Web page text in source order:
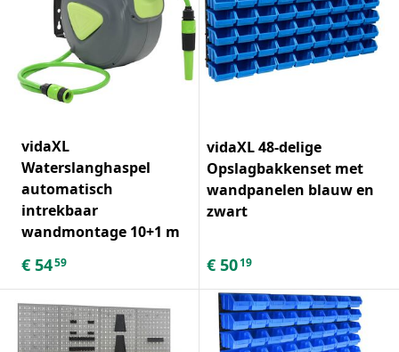
vidaXL
Waterslanghaspel
automatisch
intrekbaar
wandmontage 10+1 m
€ 5459
vidaXL 48-delige
Opslagbakkenset met
wandpanelen blauw en
zwart
€ 5019